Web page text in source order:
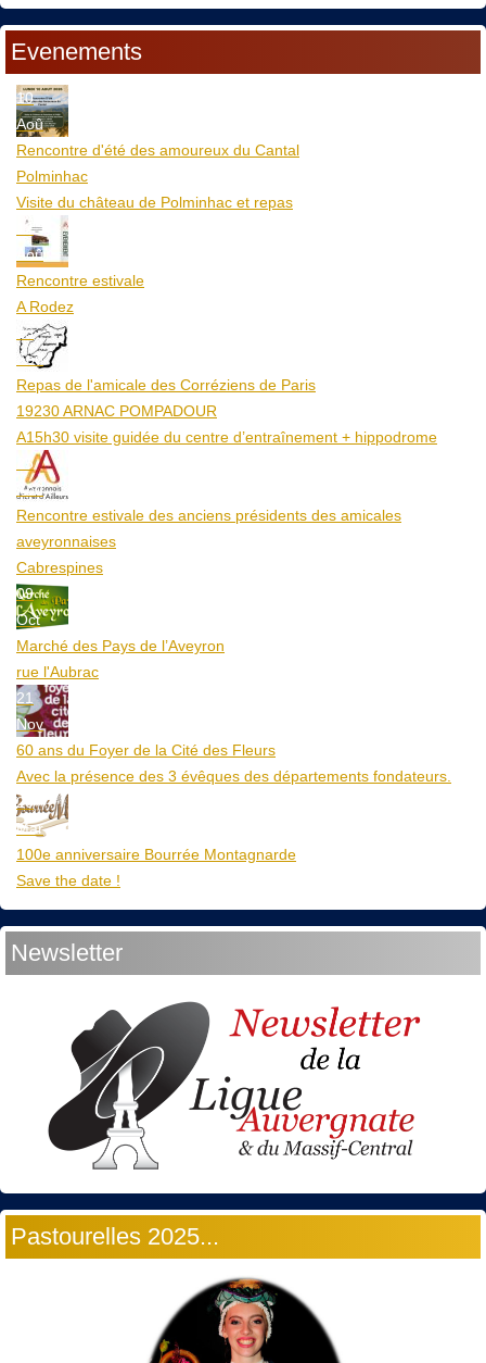
Evenements
10
Aoû
Rencontre d'été des amoureux du Cantal
Polminhac
Visite du château de Polminhac et repas
12
Aoû
Rencontre estivale
A Rodez
23
Aoû
Repas de l'amicale des Corréziens de Paris
19230 ARNAC POMPADOUR
A15h30 visite guidée du centre d’entraînement + hippodrome
25
Aoû
Rencontre estivale des anciens présidents des amicales
aveyronnaises
Cabrespines
09
Oct
Marché des Pays de l’Aveyron
rue l'Aubrac
21
Nov
60 ans du Foyer de la Cité des Fleurs
Avec la présence des 3 évêques des départements fondateurs.
20
Mar
100e anniversaire Bourrée Montagnarde
Save the date !
Newsletter
Pastourelles 2025...